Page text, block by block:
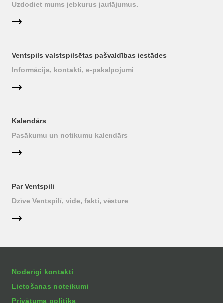
Uzdodiet mums jebkurus jautājumus.
Ventspils valstspilsētas pašvaldības iestādes
Informācija, kontakti, e-pakalpojumi
Kalendārs
Pasākumu un notikumu kalendārs
Par Ventspili
Dzīve Ventspilī, vide, fakti, vēsture
Noderīgi kontakti
Lietošanas noteikumi
Privātuma politika